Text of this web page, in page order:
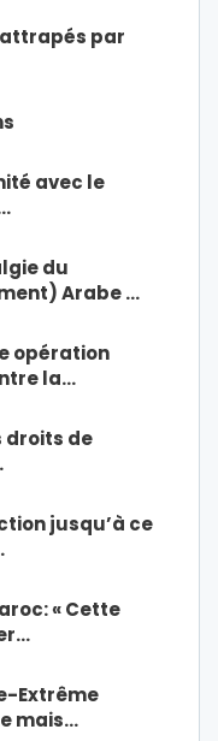
par
avec le
du
Arabe …
opération
la…
droits de
jusqu’à ce
« Cette
Extrême
mais…